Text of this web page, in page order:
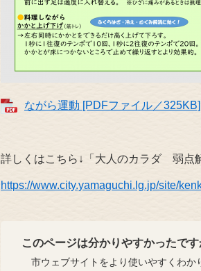
ながら運動 [PDFファイル／325KB]
詳しくはこちら↓「大人のカラダ 弱点
https://www.city.yamaguchi.lg.jp/site/
このページは分かりやすかったです
市ウェブサイトをより使いやすくわか